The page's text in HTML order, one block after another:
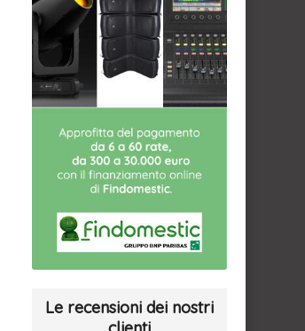
Le recensioni dei nostri